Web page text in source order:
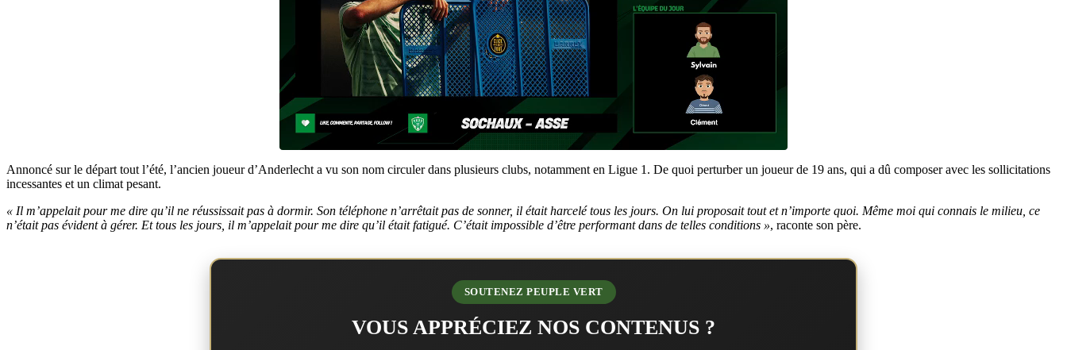
Annoncé sur le départ tout l’été, l’ancien joueur d’Anderlecht a vu son nom circuler dans plusieurs clubs, notamment en Ligue 1. De quoi perturber un joueur de 19 ans, qui a dû composer avec les sollicitations
incessantes et un climat pesant.
« Il m’appelait pour me dire qu’il ne réussissait pas à dormir. Son téléphone n’arrêtait pas de sonner, il était harcelé tous les jours. On lui proposait tout et n’importe quoi. Même moi qui connais le milieu, ce
n’était pas évident à gérer. Et tous les jours, il m’appelait pour me dire qu’il était fatigué. C’était impossible d’être performant dans de telles conditions », raconte son père.
SOUTENEZ PEUPLE VERT
VOUS APPRÉCIEZ NOS CONTENUS ?